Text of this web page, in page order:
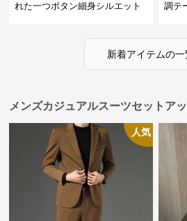
れた一つボタン細身シルエット
調テ
新着アイテムの
メンズカジュアルスーツセットア
人気